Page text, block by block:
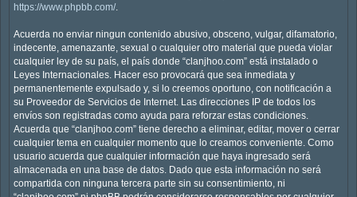
https://www.phpbb.com/.
Acuerda no enviar ningun contenido abusivo, obsceno, vulgar, difamatorio,
indecente, amenazante, sexual o cualquier otro material que pueda violar
cualquier ley de su país, el país donde “clanjhoo.com” está instalado o
Leyes Internacionales. Hacer eso provocará que sea inmediata y
permanentemente expulsado y, si lo creemos oportuno, con notificación a
su Proveedor de Servicios de Internet. Las direcciones IP de todos los
envíos son registradas como ayuda para reforzar estas condiciones.
Acuerda que “clanjhoo.com” tiene derecho a eliminar, editar, mover o cerrar
cualquier tema en cualquier momento que lo creamos conveniente. Como
usuario acuerda que cualquier información que haya ingresado será
almacenada en una base de datos. Dado que esta información no será
compartida con ninguna tercera parte sin su consentimiento, ni